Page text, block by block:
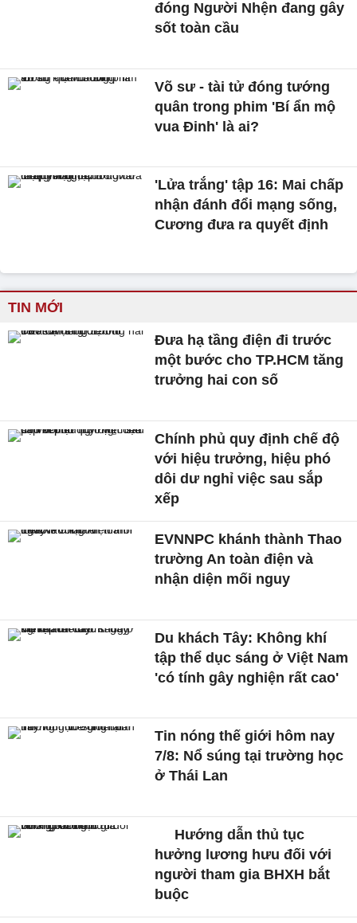
đóng Người Nhện đang gây
sốt toàn cầu
Võ sư - tài tử đóng tướng
quân trong phim 'Bí ẩn mộ
vua Đinh' là ai?
'Lửa trắng' tập 16: Mai chấp
nhận đánh đổi mạng sống,
Cương đưa ra quyết định
TIN MỚI
Đưa hạ tầng điện đi trước
một bước cho TP.HCM tăng
trưởng hai con số
Chính phủ quy định chế độ
với hiệu trưởng, hiệu phó
dôi dư nghỉ việc sau sắp
xếp
EVNNPC khánh thành Thao
trường An toàn điện và
nhận diện mối nguy
Du khách Tây: Không khí
tập thể dục sáng ở Việt Nam
'có tính gây nghiện rất cao'
Tin nóng thế giới hôm nay
7/8: Nổ súng tại trường học
ở Thái Lan
Hướng dẫn thủ tục
hưởng lương hưu đối với
người tham gia BHXH bắt
buộc